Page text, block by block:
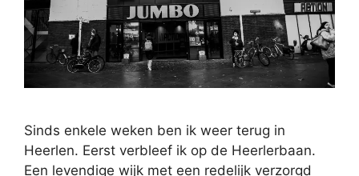
Sinds enkele weken ben ik weer terug in
Heerlen. Eerst verbleef ik op de Heerlerbaan.
Een levendige wijk met een redelijk verzorgd